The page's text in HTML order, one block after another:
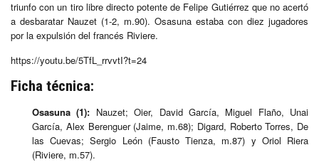
triunfo con un tiro libre directo potente de Felipe Gutiérrez que no acertó
a desbaratar Nauzet (1-2, m.90). Osasuna estaba con diez jugadores
por la expulsión del francés Riviere.
https://youtu.be/5TfL_rrvvtI?t=24
Ficha técnica:
Osasuna (1): Nauzet; Oier, David García, Miguel Flaño, Unai
García, Alex Berenguer (Jaime, m.68); Digard, Roberto Torres, De
las Cuevas; Sergio León (Fausto Tienza, m.87) y Oriol Riera
(Riviere, m.57).